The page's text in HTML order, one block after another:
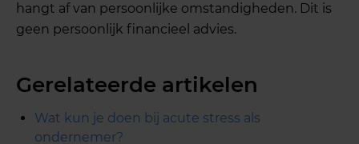
hangt af van persoonlijke omstandigheden. Dit is
geen persoonlijk financieel advies.
Gerelateerde artikelen
Wat kun je doen bij acute stress als
ondernemer?